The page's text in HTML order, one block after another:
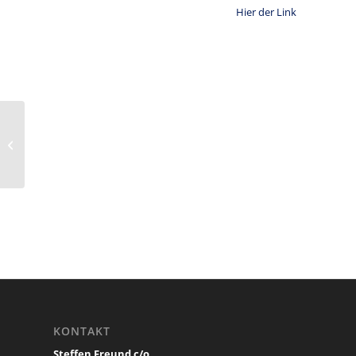
Hier der Link
KONTAKT